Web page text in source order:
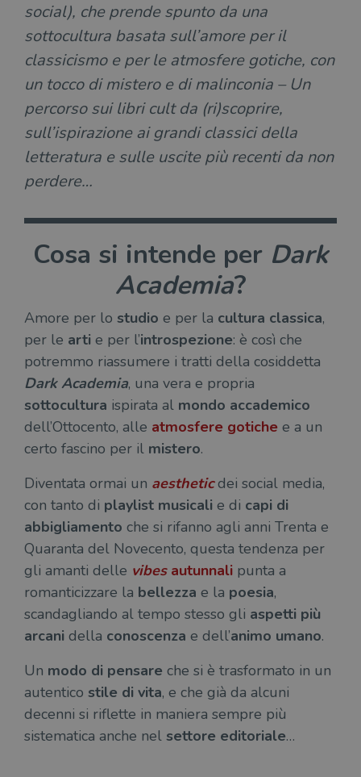
social), che prende spunto da una
sottocultura basata sull’amore per il
classicismo e per le atmosfere gotiche, con
un tocco di mistero e di malinconia – Un
percorso sui libri cult da (ri)scoprire,
sull’ispirazione ai grandi classici della
letteratura e sulle uscite più recenti da non
perdere…
Cosa si intende per Dark
Academia?
Amore per lo studio e per la cultura classica,
per le arti e per l’introspezione: è così che
potremmo riassumere i tratti della cosiddetta
Dark Academia, una vera e propria
sottocultura ispirata al mondo accademico
dell’Ottocento, alle atmosfere gotiche e a un
certo fascino per il mistero.
Diventata ormai un aestheticdei social media,
con tanto di playlist musicali e di capi di
abbigliamento che si rifanno agli anni Trenta e
Quaranta del Novecento, questa tendenza per
gli amanti delle vibesautunnali punta a
romanticizzare la bellezza e la poesia,
scandagliando al tempo stesso gli aspetti più
arcani della conoscenza e dell’animo umano.
Un modo di pensare che si è trasformato in un
autentico stile di vita, e che già da alcuni
decenni si riflette in maniera sempre più
sistematica anche nel settore editoriale…